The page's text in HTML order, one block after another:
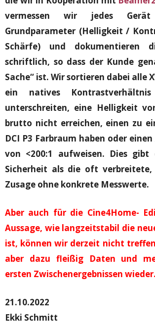
vermessen wir jedes
Grundparameter (Helligkeit /
Schärfe) und dokumentieren
schriftlich, so dass der Kunde
Sache“ ist. Wir sortieren dabei alle
ein natives
unterschreiten, eine Helligkeit
brutto nicht erreichen, einen zu
DCI P3 Farbraum haben oder
von <200:1 aufweisen. Dies gibt
Sicherheit als die oft verbreitete,
Zusage ohne konkrete Messwerte.
Aber auch für die Cine4Home-
Aussage, wie langzeitstabil die
ist, können wir derzeit nicht
aber dazu fleißig Daten und
ersten Zwischenergebnissen wieder.
21.10.2022
Ekki Schmitt